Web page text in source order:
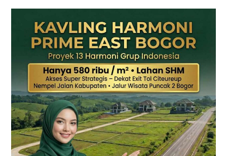
Puncak
Jalur
Wisata